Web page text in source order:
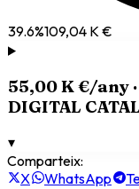
39.6%109,04 K €
55,00 K €/any ·
DIGITAL
▾
Comparteix:
X
WhatsApp